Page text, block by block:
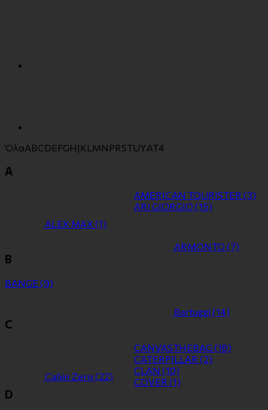
ΌλαABCDEFGH J KL MN PRSTUYΑΤ4
A
ALEX MAX (1)
AMERICAN TOURISTER (3)
ARI GIORGIO (15)
ARMONTO (7)
B
BANGE (9)
Bartuggi (14)
C
Cabin Zero (22)
CANVASTHEBAG (18)
CATERPILLAR (2)
CLAN (10)
COVER (1)
D